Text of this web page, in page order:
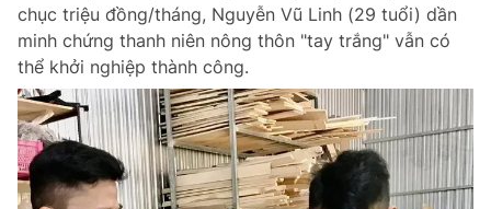
chục triệu đồng/tháng, Nguyễn Vũ Linh (29 tuổi) dần
minh chứng thanh niên nông thôn "tay trắng" vẫn có
thể khởi nghiệp thành công.